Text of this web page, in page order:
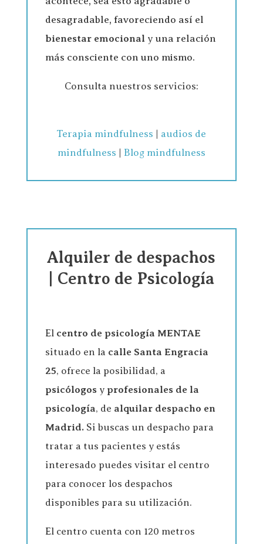
desagradable, favoreciendo así el
bienestar emocionaly una relación
más consciente con uno mismo.
Consulta nuestros servicios:
Terapia mindfulness
audios de
mindfulness
Blog mindfulness
Alquiler de despachos
| Centro de Psicología
El centro de psicología MENTAE
situado en la calle Santa Engracia
25, ofrece la posibilidad, a
psicólogosy profesionales de la
psicología, de alquilar despacho en
Madrid.Si buscas un despacho para
tratar a tus pacientes y estás
interesado puedes visitar el centro
para conocer los despachos
disponibles para su utilización.
El centro cuenta con 120 metros